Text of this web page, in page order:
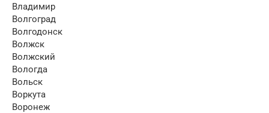
Владимир
Волгоград
Волгодонск
Волжск
Волжский
Вологда
Вольск
Воркута
Воронеж